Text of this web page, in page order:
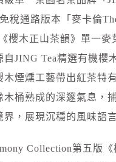
稅通路版本「麥卡倫
櫻木正山茶韻》單一麥
自JING Tea精選有機櫻
木煙燻工藝帶出紅茶特
木桶熟成的深邃氣息，
，展現沉穩的風味語
Collection第五版